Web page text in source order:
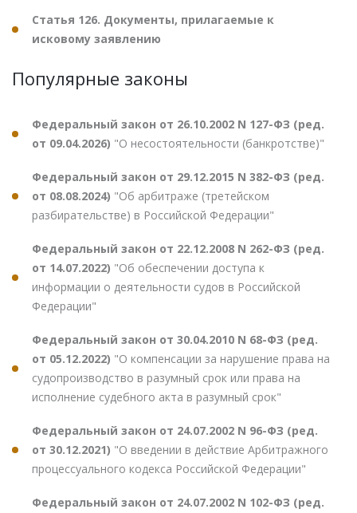
Статья 126. Документы, прилагаемые к
исковому заявлению
Популярные законы
Федеральный закон от 26.10.2002 N 127-ФЗ (ред.
от 09.04.2026) "О несостоятельности (банкротстве)"
Федеральный закон от 29.12.2015 N 382-ФЗ (ред.
от 08.08.2024) "Об арбитраже (третейском
разбирательстве) в Российской Федерации"
Федеральный закон от 22.12.2008 N 262-ФЗ (ред.
от 14.07.2022) "Об обеспечении доступа к
информации о деятельности судов в Российской
Федерации"
Федеральный закон от 30.04.2010 N 68-ФЗ (ред.
от 05.12.2022) "О компенсации за нарушение права на
судопроизводство в разумный срок или права на
исполнение судебного акта в разумный срок"
Федеральный закон от 24.07.2002 N 96-ФЗ (ред.
от 30.12.2021) "О введении в действие Арбитражного
процессуального кодекса Российской Федерации"
Федеральный закон от 24.07.2002 N 102-ФЗ (ред.